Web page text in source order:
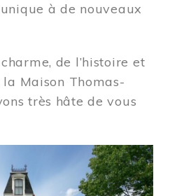
à de nouveaux
de l’histoire et
Maison Thomas-
très hâte de vous